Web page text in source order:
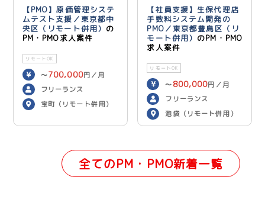
【PMO】原価管理システ
ムテスト支援／東京都中
央区（リモート併用） の
PM・PMO求人案件
リモートOK
〜700,000円／月
フリーランス
宝町（リモート併用）
【社員支援】生保代理店
手数料システム開発の
PMO／東京都豊島区（リ
モート併用） のPM・PMO
求人案件
リモートOK
〜 800,000円／月
フリーランス
池袋（リモート併用）
全てのPM・PMO新着一覧